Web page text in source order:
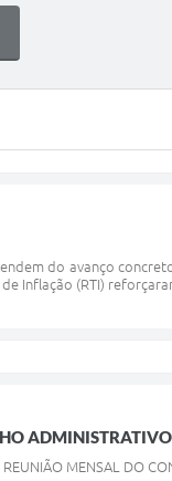
do avanço
Inflação (RTI)
MENSAL DO